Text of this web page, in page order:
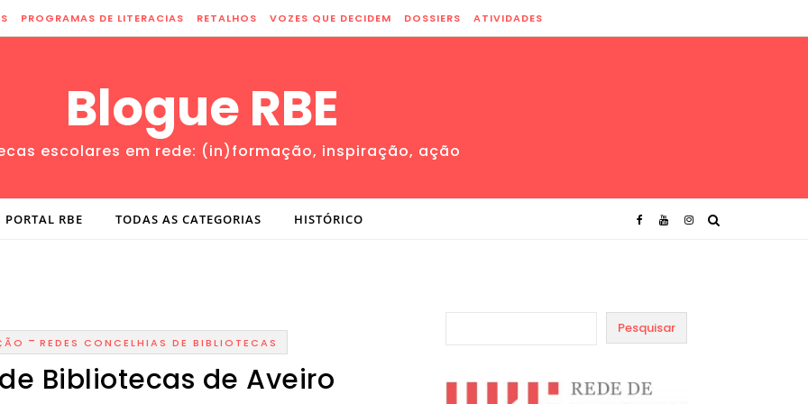
PROGRAMAS DE LITERACIAS RETALHOS VOZES QUE DECIDEM DOSSIERS ATIVIDADES
Blogue RBE
escolares em rede: (in)formação, inspiração, ação
PORTAL RBE TODAS AS CATEGORIAS HISTÓRICO
- REDES CONCELHIAS DE BIBLIOTECAS
Bibliotecas de Aveiro
Pesquisar